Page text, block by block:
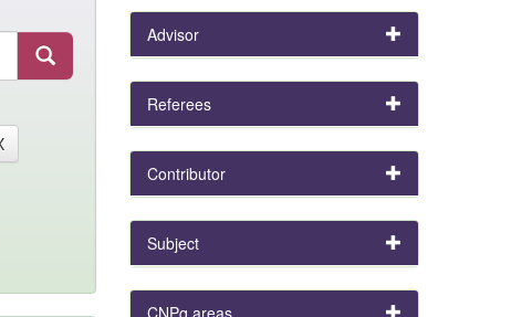
Advisor
Referees
Contributor
Subject
CNPq areas